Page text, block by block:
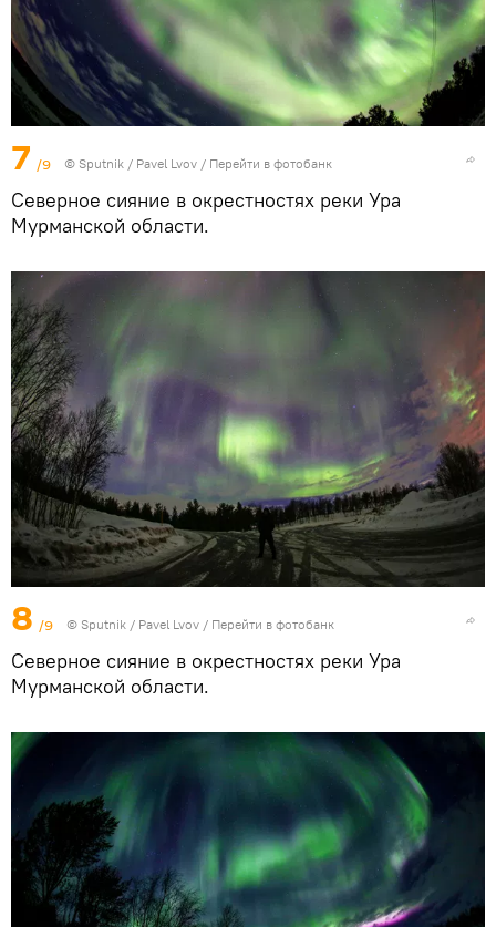
7 /9 © Sputnik / Pavel Lvov / Перейти в фотобанк
Северное сияние в окрестностях реки Ура
Мурманской области.
8 /9 © Sputnik / Pavel Lvov / Перейти в фотобанк
Северное сияние в окрестностях реки Ура
Мурманской области.